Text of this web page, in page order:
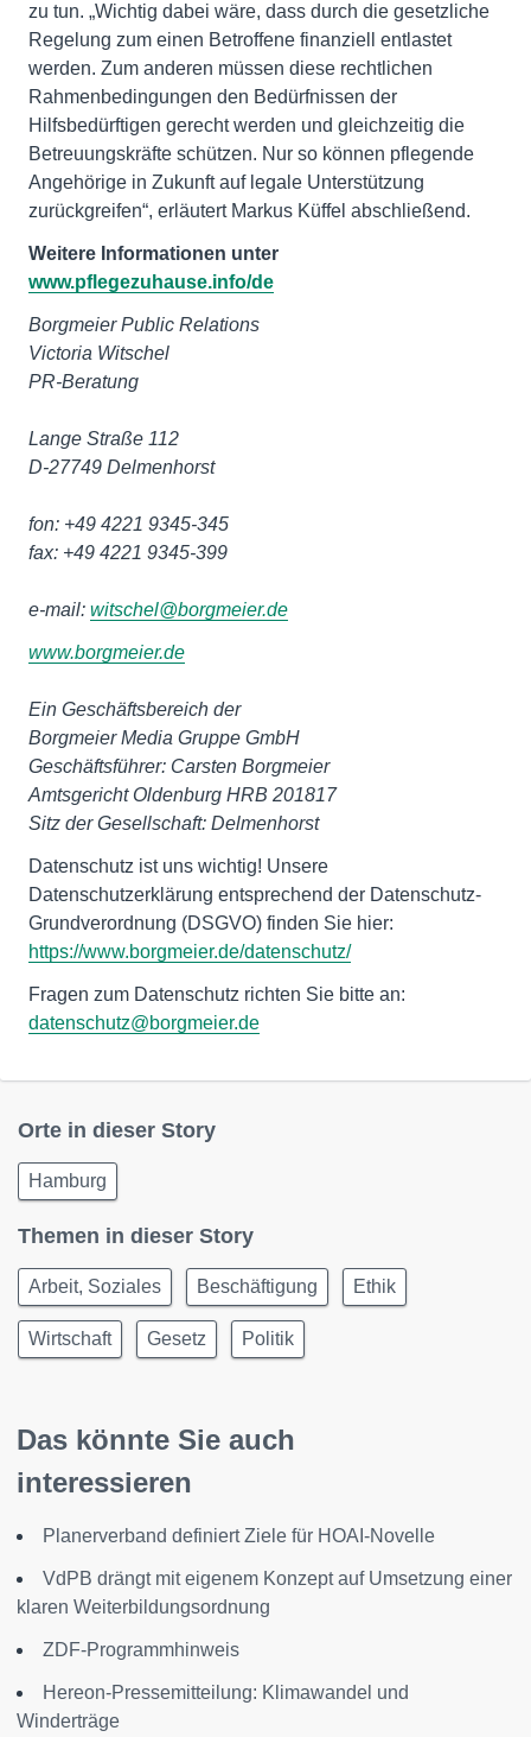
zu tun. „Wichtig dabei wäre, dass durch die gesetzliche
Regelung zum einen Betroffene finanziell entlastet
werden. Zum anderen müssen diese rechtlichen
Rahmenbedingungen den Bedürfnissen der
Hilfsbedürftigen gerecht werden und gleichzeitig die
Betreuungskräfte schützen. Nur so können pflegende
Angehörige in Zukunft auf legale Unterstützung
zurückgreifen“, erläutert Markus Küffel abschließend.
Weitere Informationen unter
www.pflegezuhause.info/de
Borgmeier Public Relations
Victoria Witschel
PR-Beratung
Lange Straße 112
D-27749 Delmenhorst
fon: +49 4221 9345-345
fax: +49 4221 9345-399
e-mail: witschel@borgmeier.de
www.borgmeier.de
Ein Geschäftsbereich der
Borgmeier Media Gruppe GmbH
Geschäftsführer: Carsten Borgmeier
Amtsgericht Oldenburg HRB 201817
Sitz der Gesellschaft: Delmenhorst
Datenschutz ist uns wichtig! Unsere
Datenschutzerklärung entsprechend der Datenschutz-
Grundverordnung (DSGVO) finden Sie hier:
https://www.borgmeier.de/datenschutz/
Fragen zum Datenschutz richten Sie bitte an:
datenschutz@borgmeier.de
Orte in dieser Story
Hamburg
Themen in dieser Story
Arbeit, Soziales Beschäftigung Ethik
Wirtschaft Gesetz Politik
Das könnte Sie auch
interessieren
Planerverband definiert Ziele für HOAI-Novelle
VdPB drängt mit eigenem Konzept auf Umsetzung einer
klaren Weiterbildungsordnung
ZDF-Programmhinweis
Hereon-Pressemitteilung: Klimawandel und
Winderträge